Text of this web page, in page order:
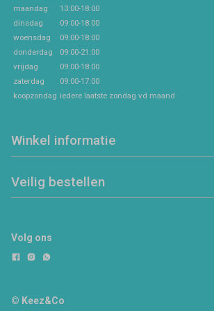
maandag
13:00-18:00
dinsdag
09:00-18:00
woensdag
09:00-18:00
donderdag
09:00-21:00
vrijdag
09:00-18:00
zaterdag
09:00-17:00
koopzondag iedere laatste zondag vd maand
Winkel informatie
Veilig bestellen
Volg ons
© Keez&Co